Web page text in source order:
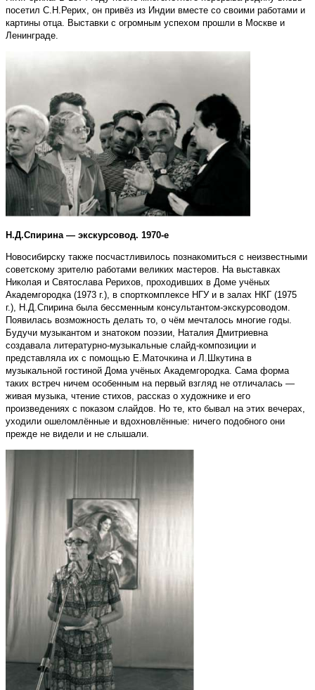
посетил С.Н.Рерих, он привёз из Индии вместе со своими работами и
картины отца. Выставки с огромным успехом прошли в Москве и
Ленинграде.
Н.Д.Спирина — экскурсовод. 1970-е
Новосибирску также посчастливилось познакомиться с неизвестными
советскому зрителю работами великих мастеров. На выставках
Николая и Святослава Рерихов, проходивших в Доме учёных
Академгородка (1973 г.), в спорткомплексе НГУ и в залах НКГ (1975
г.), Н.Д.Спирина была бессменным консультантом-экскурсоводом.
Появилась возможность делать то, о чём мечталось многие годы.
Будучи музыкантом и знатоком поэзии, Наталия Дмитриевна
создавала литературно-музыкальные слайд-композиции и
представляла их с помощью Е.Маточкина и Л.Шкутина в
музыкальной гостиной Дома учёных Академгородка. Сама форма
таких встреч ничем особенным на первый взгляд не отличалась —
живая музыка, чтение стихов, рассказ о художнике и его
произведениях с показом слайдов. Но те, кто бывал на этих вечерах,
уходили ошеломлённые и вдохновлённые: ничего подобного они
прежде не видели и не слышали.